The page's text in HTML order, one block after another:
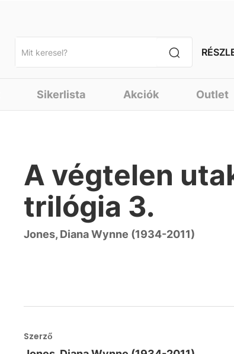
Sikerlista Akciók Outlet
A végtelen
trilógia 3.
Jones, Diana Wynne (1934-2011)
Szerző